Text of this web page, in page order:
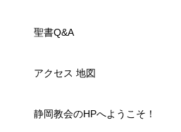
聖書Q&A
アクセス 地図
静岡教会のHPへようこそ！